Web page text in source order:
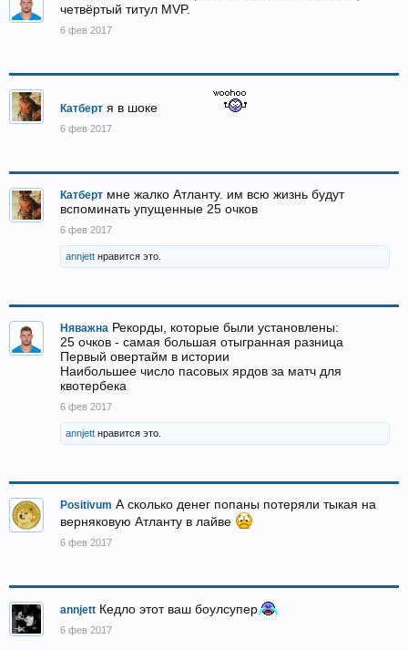
четвёртый титул MVP.
6 фев 2017
Катберт я в шоке
6 фев 2017
Катберт мне жалко Атланту. им всю жизнь будут
вспоминать упущенные 25 очков
6 фев 2017
annjett нравится это.
Няважна Рекорды, которые были установлены:
25 очков - самая большая отыгранная разница
Первый овертайм в истории
Наибольшее число пасовых ярдов за матч для
квотербека
6 фев 2017
annjett нравится это.
Positivum А сколько денег попаны потеряли тыкая на
верняковую Атланту в лайве
6 фев 2017
annjett Кедло этот ваш боулсупер
6 фев 2017